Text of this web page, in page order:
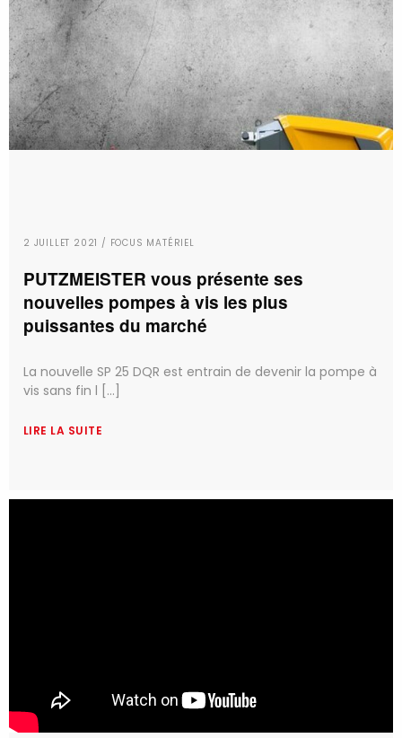
2 JUILLET 2021 / FOCUS MATÉRIEL
PUTZMEISTER vous présente ses
nouvelles pompes à vis les plus
puissantes du marché
La nouvelle SP 25 DQR est entrain de devenir la pompe à
vis sans fin l [...]
LIRE LA SUITE